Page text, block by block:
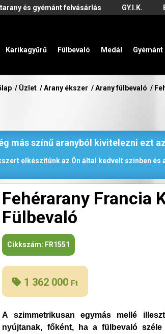
és gyémánt felvásárlás GY.I.K.
Karikagyűrű Fülbevaló Medál Gyémánt
/ Üzlet / Arany ékszer / Arany fülbevaló /
más színű aranyból kivitelezni ezt
elkészítünk az Ön által kedvelt színben és
Fehérarany Francia
Fülbevaló
Cikkszám: FR1551
1 362 000 Ft
A szimmetrikusan egymás mellé
nyújtanak, főként, ha a fülbevaló